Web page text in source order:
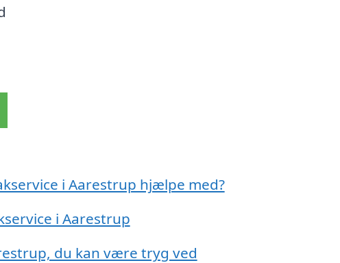
i Aarestrup hjælpe med?
i Aarestrup
du kan være tryg ved